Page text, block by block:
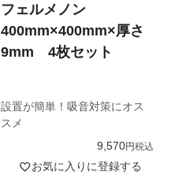
設置が簡単！吸音対策にオス
スメ
フェルメノン
400mm×400mm×厚さ
9mm 4枚セット
9,570 税込
お気に入りに登録する